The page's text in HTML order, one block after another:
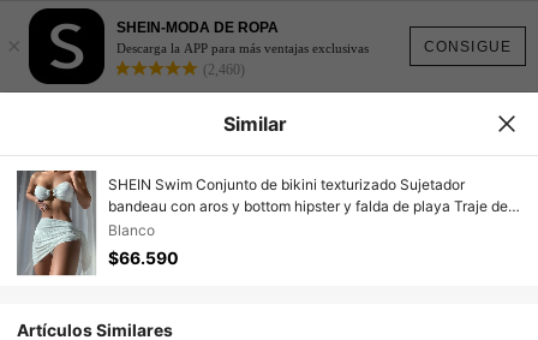
CONSIGUE
×
SHEIN-MODA DE ROPA
Descarga la APP para más ventajas exclusivas
(2,460)
Similar
SHEIN Swim Conjunto de bikini texturizado Sujetador
bandeau con aros y bottom hipster y falda de playa Traje de
baño de 3 piezas
Blanco
$66.590
Artículos Similares